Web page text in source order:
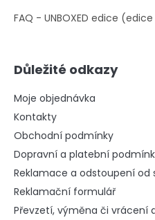
FAQ - UNBOXED edice (edice
Důležité odkazy
Moje objednávka
Kontakty
Obchodní podmínky
Dopravní a platební
Reklamace a odstoupení od
Reklamační formulář
Převzetí, výměna či vrácení